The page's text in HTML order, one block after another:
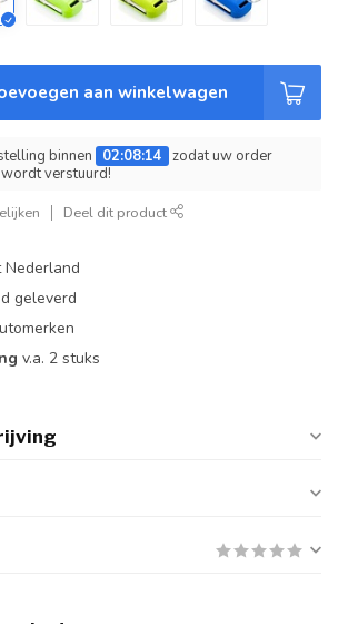
aan winkelwagen
binnen 02:08:14 zodat uw order
verstuurd!
Deel dit product
geleverd
v.a. 2 stuks